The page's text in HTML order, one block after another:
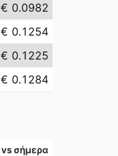
€ 0.0982
€ 0.1254
€ 0.1225
€ 0.1284
vs σήμερα